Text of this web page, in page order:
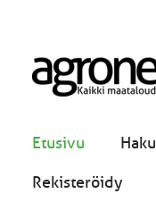
Etusivu Haku
Rekisteröidy